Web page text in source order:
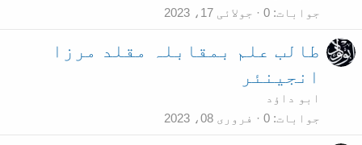
جوابات 0 جولائی 17، 2023
طالب علم بمقابلہ مقلد مرزا
انجینئر
ابو داؤد
جوابات 0 فروری 08، 2023